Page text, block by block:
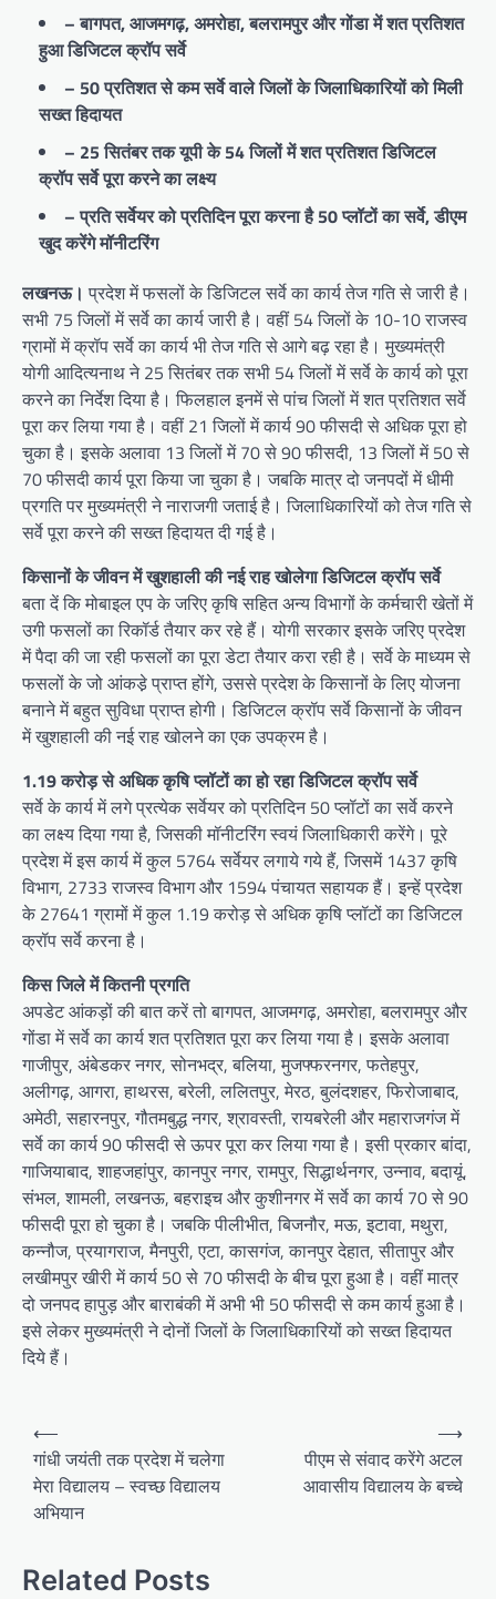
– बागपत, आजमगढ़, अमरोहा, बलरामपुर और गोंडा में शत प्रतिशत
हुआ डिजिटल क्रॉप सर्वे
– 50 प्रतिशत से कम सर्वे वाले जिलों के जिलाधिकारियों को मिली
सख्त हिदायत
– 25 सितंबर तक यूपी के 54 जिलों में शत प्रतिशत डिजिटल
क्रॉप सर्वे पूरा करने का लक्ष्य
– प्रति सर्वेयर को प्रतिदिन पूरा करना है 50 प्लॉटों का सर्वे, डीएम
खुद करेंगे मॉनीटरिंग
लखनऊ। प्रदेश में फसलों के डिजिटल सर्वे का कार्य तेज गति से जारी है।
सभी 75 जिलों में सर्वे का कार्य जारी है। वहीं 54 जिलों के 10-10 राजस्व
ग्रामों में क्रॉप सर्वे का कार्य भी तेज गति से आगे बढ़ रहा है। मुख्यमंत्री
योगी आदित्यनाथ ने 25 सितंबर तक सभी 54 जिलों में सर्वे के कार्य को पूरा
करने का निर्देश दिया है। फिलहाल इनमें से पांच जिलों में शत प्रतिशत सर्वे
पूरा कर लिया गया है। वहीं 21 जिलों में कार्य 90 फीसदी से अधिक पूरा हो
चुका है। इसके अलावा 13 जिलों में 70 से 90 फीसदी, 13 जिलों में 50 से
70 फीसदी कार्य पूरा किया जा चुका है। जबकि मात्र दो जनपदों में धीमी
प्रगति पर मुख्यमंत्री ने नाराजगी जताई है। जिलाधिकारियों को तेज गति से
सर्वे पूरा करने की सख्त हिदायत दी गई है।
किसानों के जीवन में खुशहाली की नई राह खोलेगा डिजिटल क्रॉप सर्वे
बता दें कि मोबाइल एप के जरिए कृषि सहित अन्य विभागों के कर्मचारी खेतों में
उगी फसलों का रिकॉर्ड तैयार कर रहे हैं। योगी सरकार इसके जरिए प्रदेश
में पैदा की जा रही फसलों का पूरा डेटा तैयार करा रही है। सर्वे के माध्यम से
फसलों के जो आंकडे़ प्राप्त होंगे, उससे प्रदेश के किसानों के लिए योजना
बनाने में बहुत सुविधा प्राप्त होगी। डिजिटल क्रॉप सर्वे किसानों के जीवन
में खुशहाली की नई राह खोलने का एक उपक्रम है।
1.19 करोड़ से अधिक कृषि प्लॉटों का हो रहा डिजिटल क्रॉप सर्वे
सर्वे के कार्य में लगे प्रत्येक सर्वेयर को प्रतिदिन 50 प्लॉटों का सर्वे करने
का लक्ष्य दिया गया है, जिसकी मॉनीटरिंग स्वयं जिलाधिकारी करेंगे। पूरे
प्रदेश में इस कार्य में कुल 5764 सर्वेयर लगाये गये हैं, जिसमें 1437 कृषि
विभाग, 2733 राजस्व विभाग और 1594 पंचायत सहायक हैं। इन्हें प्रदेश
के 27641 ग्रामों में कुल 1.19 करोड़ से अधिक कृषि प्लॉटों का डिजिटल
क्रॉप सर्वे करना है।
किस जिले में कितनी प्रगति
अपडेट आंकड़ों की बात करें तो बागपत, आजमगढ़, अमरोहा, बलरामपुर और
गोंडा में सर्वे का कार्य शत प्रतिशत पूरा कर लिया गया है। इसके अलावा
गाजीपुर, अंबेडकर नगर, सोनभद्र, बलिया, मुजफ्फरनगर, फतेहपुर,
अलीगढ़, आगरा, हाथरस, बरेली, ललितपुर, मेरठ, बुलंदशहर, फिरोजाबाद,
अमेठी, सहारनपुर, गौतमबुद्ध नगर, श्रावस्ती, रायबरेली और महाराजगंज में
सर्वे का कार्य 90 फीसदी से ऊपर पूरा कर लिया गया है। इसी प्रकार बांदा,
गाजियाबाद, शाहजहांपुर, कानपुर नगर, रामपुर, सिद्धार्थनगर, उन्नाव, बदायूं,
संभल, शामली, लखनऊ, बहराइच और कुशीनगर में सर्वे का कार्य 70 से 90
फीसदी पूरा हो चुका है। जबकि पीलीभीत, बिजनौर, मऊ, इटावा, मथुरा,
कन्नौज, प्रयागराज, मैनपुरी, एटा, कासगंज, कानपुर देहात, सीतापुर और
लखीमपुर खीरी में कार्य 50 से 70 फीसदी के बीच पूरा हुआ है। वहीं मात्र
दो जनपद हापुड़ और बाराबंकी में अभी भी 50 फीसदी से कम कार्य हुआ है।
इसे लेकर मुख्यमंत्री ने दोनों जिलों के जिलाधिकारियों को सख्त हिदायत
दिये हैं।
Post
navigation
⟵
गांधी जयंती तक प्रदेश में चलेगा
मेरा विद्यालय – स्वच्छ विद्यालय
अभियान
पीएम से संवाद करेंगे अटल
आवासीय विद्यालय के बच्चे
⟶
Related Posts